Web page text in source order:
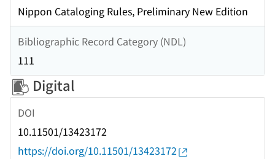
Nippon Cataloging Rules, Preliminary New Edition
Bibliographic Record Category (NDL)
111
Digital
DOI
10.11501/13423172
https://doi.org/10.11501/13423172